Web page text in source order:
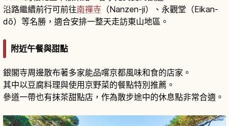
沿路繼續前行可前往南禪寺 （Nanzen-ji）、永觀堂（Eikan-
dō）等名勝，適合安排一整天走訪東山地區。
附近午餐與甜點
銀閣寺周邊散布著多家能品嚐京都風味和食的店家。
其中以豆腐料理與使用京野菜的餐點特別推薦。
參道一帶也有抹茶甜點店，作為散步途中的休息點非常合適。